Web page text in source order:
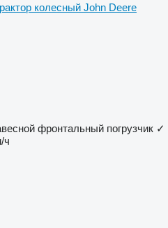
колесный John Deere
фронтальный погрузчик ✓
ч